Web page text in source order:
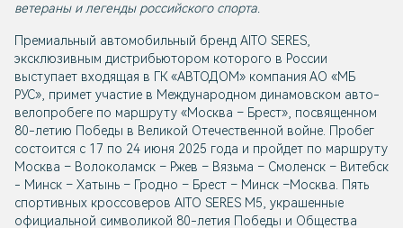
ветераны и легенды российского спорта.
Премиальный автомобильный бренд AITO SERES,
эксклюзивным дистрибьютором которого в России
выступает входящая в ГК «АВТОДОМ» компания АО «МБ
РУС», примет участие в Международном динамовском авто-
велопробеге по маршруту «Москва – Брест», посвященном
80-летию Победы в Великой Отечественной войне. Пробег
состоится с 17 по 24 июня 2025 года и пройдет по маршруту
Москва – Волоколамск – Ржев – Вязьма – Смоленск – Витебск
- Минск – Хатынь – Гродно – Брест – Минск –Москва. Пять
спортивных кроссоверов AITO SERES М5, украшенные
официальной символикой 80-летия Победы и Общества